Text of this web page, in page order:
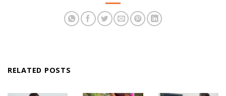
RELATED POSTS